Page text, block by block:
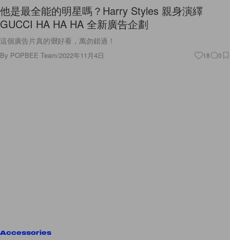
他是最全能的明星嗎？Harry Styles 親身演繹
GUCCI HA HA HA 全新廣告企劃
這個廣告片真的很好看，萬勿錯過！
By POPBEE Team/2022年11月4日 18 0
Accessories